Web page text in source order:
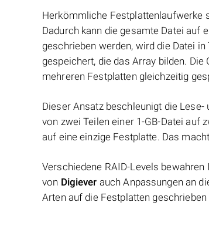
Herkömmliche Festplattenlaufwerke
Dadurch kann die gesamte Datei auf
geschrieben werden, wird die Datei
gespeichert, die das Array bilden.
mehreren Festplatten gleichzeitig
Dieser Ansatz beschleunigt die Lese-
von zwei Teilen einer 1-GB-Datei auf
auf eine einzige Festplatte. Das
Verschiedene RAID-Levels
von Digiever auch Anpassungen an
Arten auf die Festplatten geschrieben